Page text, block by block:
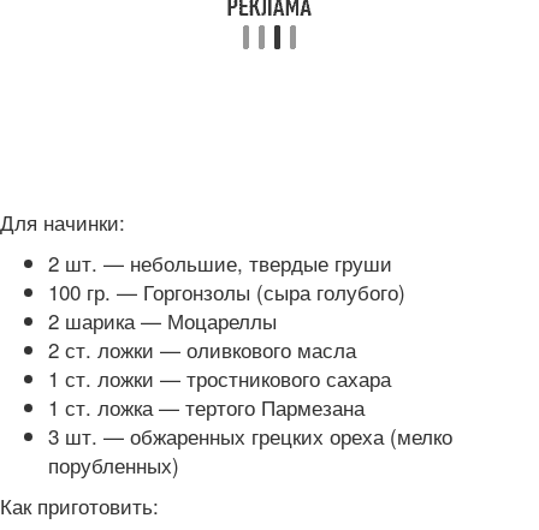
Для начинки:
2 шт. — небольшие, твердые груши
100 гр. — Горгонзолы (сыра голубого)
2 шарика — Моцареллы
2 ст. ложки — оливкового масла
1 ст. ложки — тростникового сахара
1 ст. ложка — тертого Пармезана
3 шт. — обжаренных грецких ореха (мелко
порубленных)
Как приготовить: